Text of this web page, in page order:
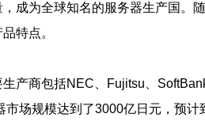
成为全球知名的服务器生产国
特点。
产商包括NEC、Fujitsu、
场规模达到了3000亿日元，预计